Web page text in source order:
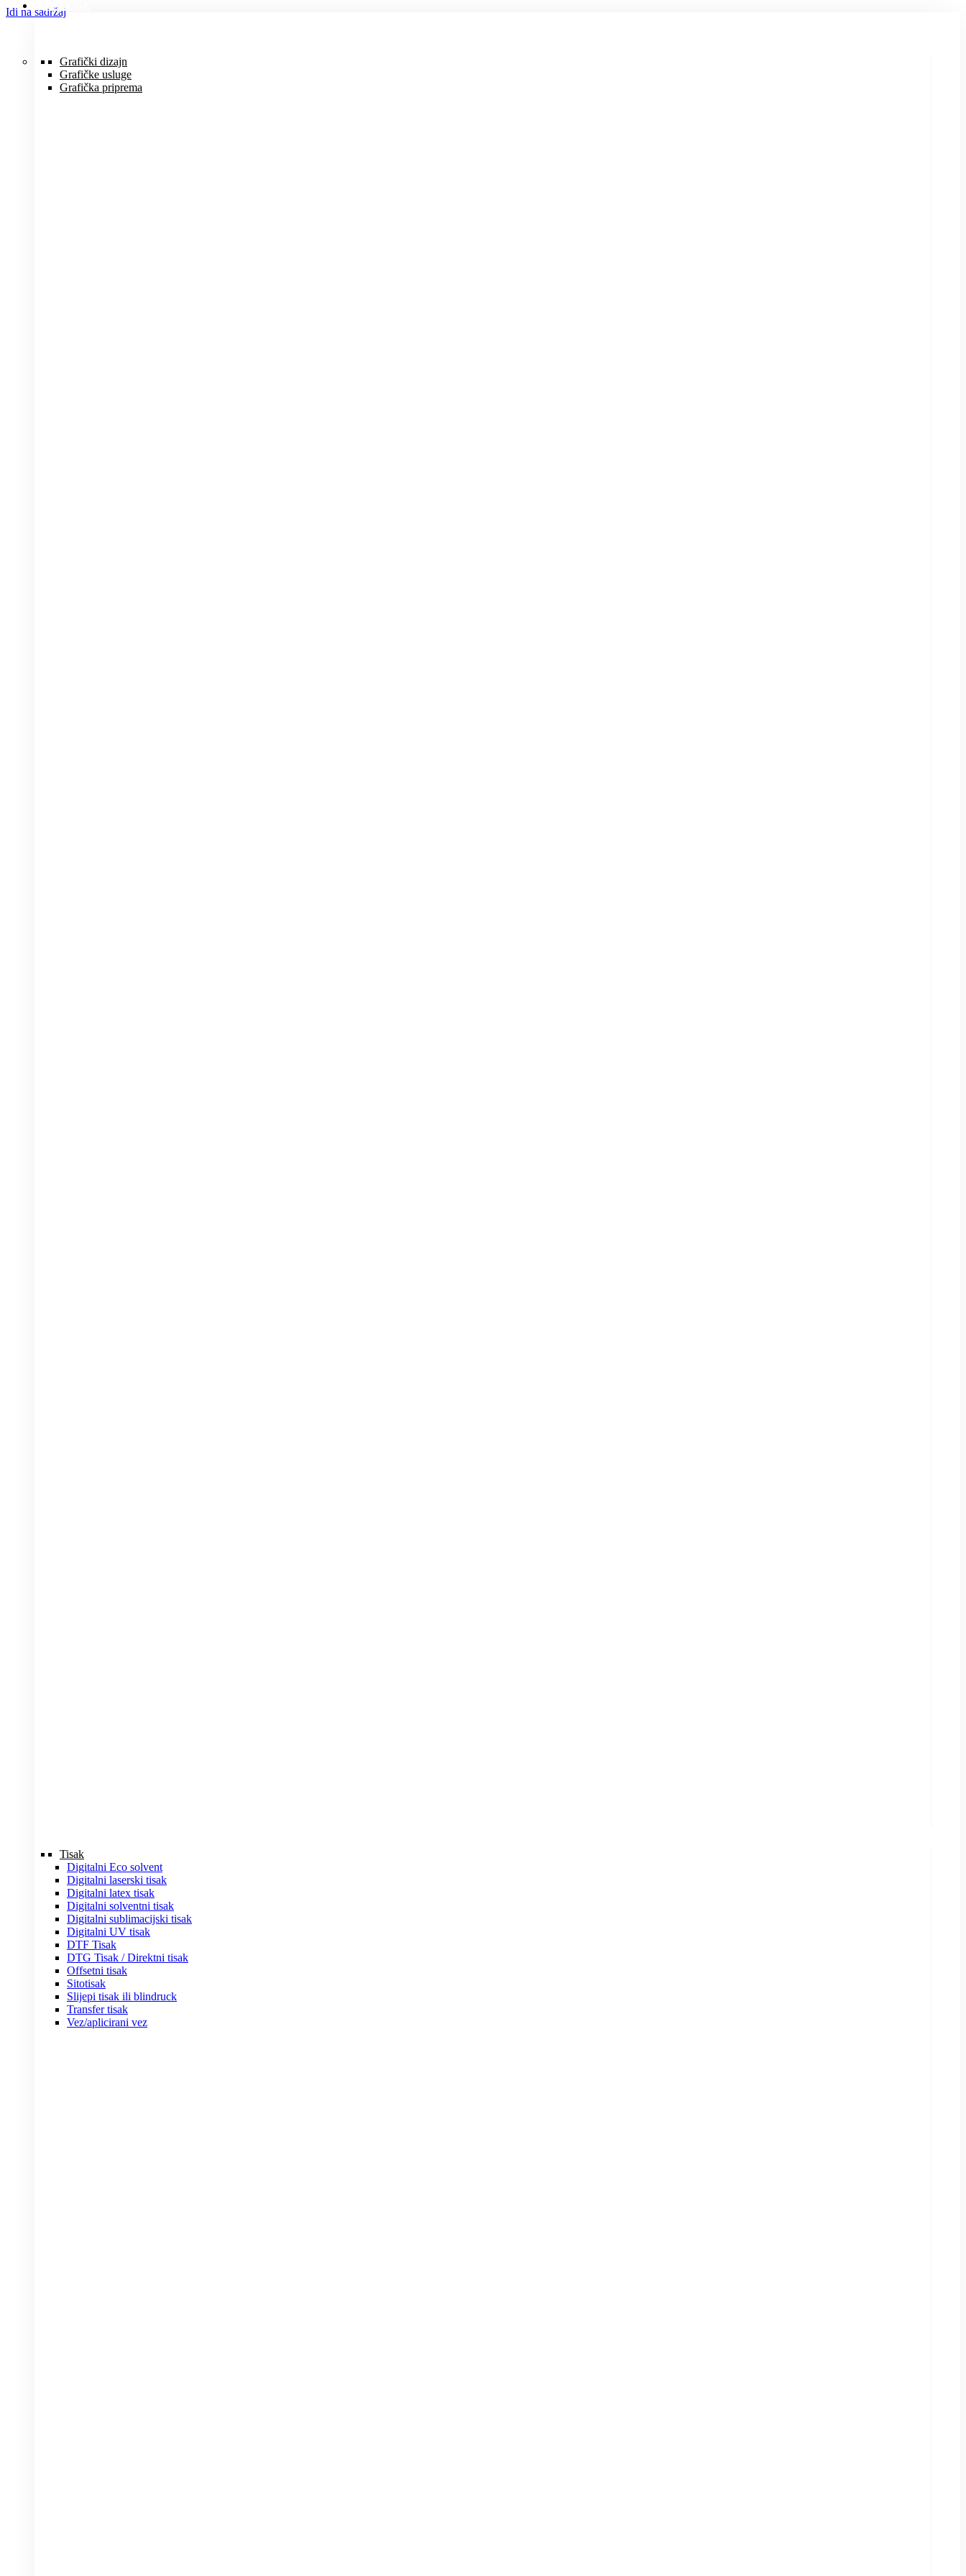
Idi na sadržajUSLUGE
Grafički dizajn
Grafičke usluge
Grafička priprema
Tisak
Digitalni Eco solvent
Digitalni laserski tisak
Digitalni latex tisak
Digitalni solventni tisak
Digitalni sublimacijski tisak
Digitalni UV tisak
DTF Tisak
DTG Tisak / Direktni tisak
Offsetni tisak
Sitotisak
Slijepi tisak ili blindruck
Transfer tisak
Vez/aplicirani vez